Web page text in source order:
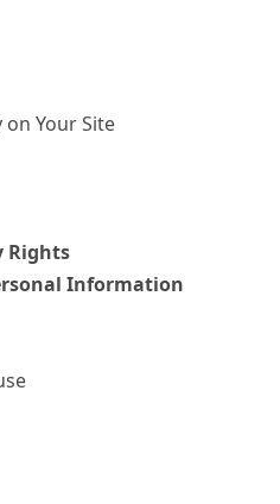
on Your Site
Rights
Information